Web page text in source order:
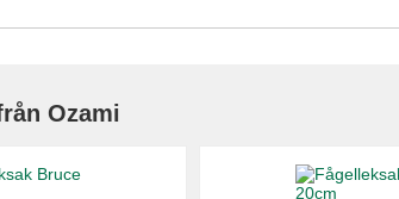
Ozami